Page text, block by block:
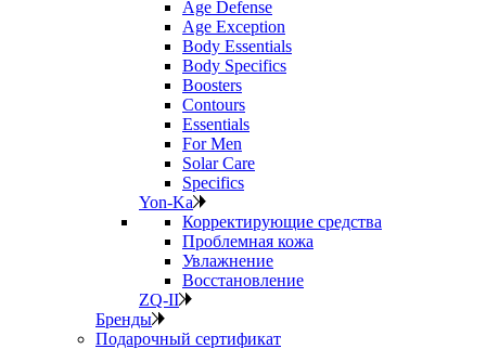
Age Defense
Age Exception
Body Essentials
Body Specifics
Boosters
Contours
Essentials
For Men
Solar Care
Specifics
Yon-Ka
Корректирующие средства
Проблемная кожа
Увлажнение
Восстановление
ZQ-II
Бренды
Подарочный сертификат